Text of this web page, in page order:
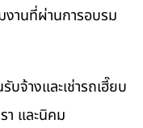
านที่ผ่านการอบรม
จ้างและเช่ารถเฮี๊ยบ
า และนิคม